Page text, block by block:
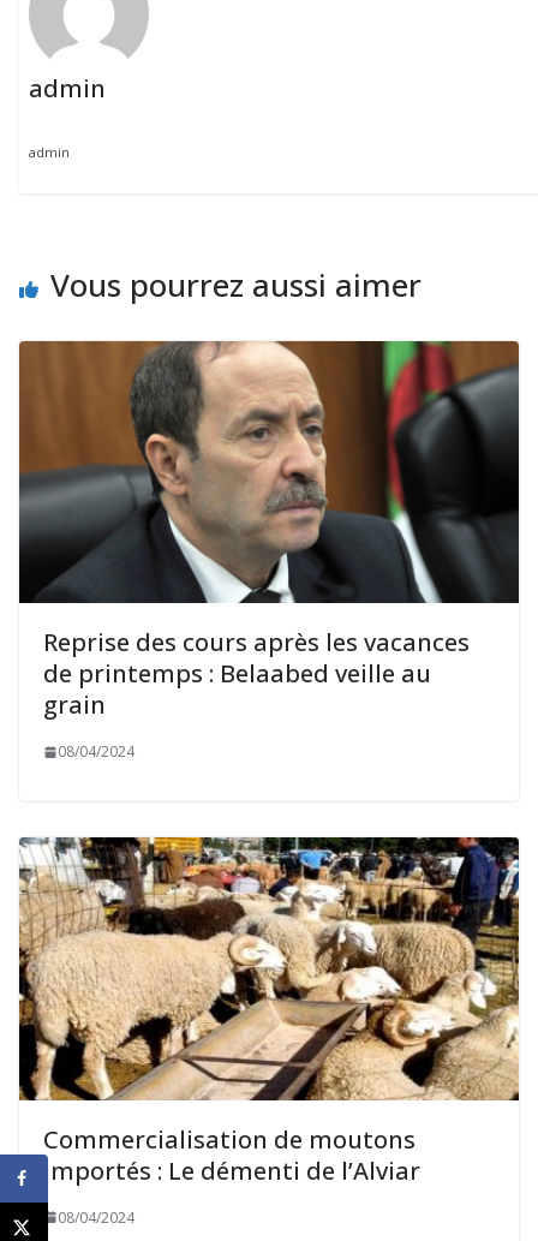
admin
admin
Vous pourrez aussi aimer
Reprise des cours après les vacances
de printemps : Belaabed veille au
grain
08/04/2024
Commercialisation de moutons
importés : Le démenti de l’Alviar
08/04/2024